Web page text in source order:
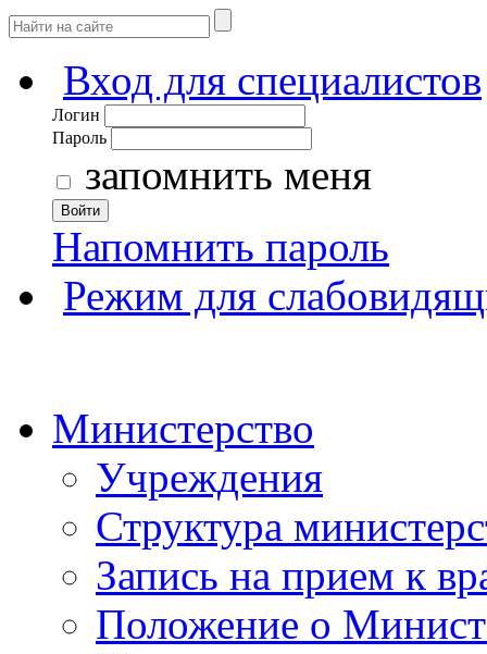
Вход для специалистов
Логин
Пароль
запомнить меня
Войти
Напомнить пароль
Режим для
Министерство
Учреждения
Структура
Запись на прием к
Положение о